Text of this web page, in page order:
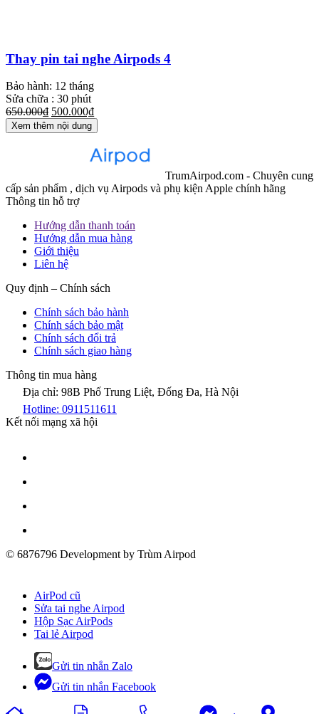
Thay pin tai nghe Airpods 4
Bảo hành: 12 tháng
Sửa chữa : 30 phút
650.000₫ 500.000₫
Xem thêm nội dung
TrumAirpod.com - Chuyên cung
cấp sản phẩm , dịch vụ Airpods và phụ kiện Apple chính hãng
Thông tin hỗ trợ
Hướng dẫn thanh toán
Hướng dẫn mua hàng
Giới thiệu
Liên hệ
Quy định – Chính sách
Chính sách bảo hành
Chính sách bảo mật
Chính sách đổi trả
Chính sách giao hàng
Thông tin mua hàng
Địa chỉ: 98B Phố Trung Liệt, Đống Đa, Hà Nội
Hotline: 0911511611
Kết nối mạng xã hội
© 6876796 Development by Trùm Airpod
AirPod cũ
Sửa tai nghe Airpod
Hộp Sạc AirPods
Tai lẻ Airpod
Gửi tin nhắn Zalo
Gửi tin nhắn Facebook